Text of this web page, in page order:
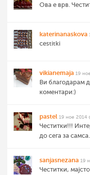
Ова е врв.
katerinanaskova
cestitki
vikianemaja 19
Ви благодарам
коментари:)
pastel 19 ное 2014
Честитки!!!
до сега за самса.
sanjasnezana 19
Честитки,